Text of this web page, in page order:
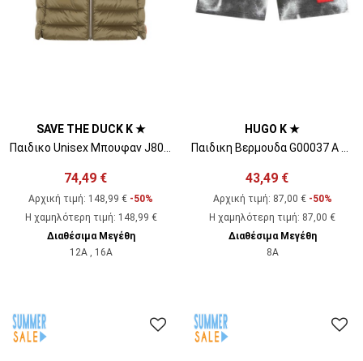
SAVE THE DUCK K ★
74,49 €
Αρχική τιμή: 148,99 € -50%
Η χαμηλότερη τιμή: 148,99 €
Διαθέσιμα Μεγέθη
12A , 16A
HUGO K ★
43,49 €
Αρχική τιμή: 87,00 € -50%
Η χαμηλότερη τιμή: 87,00 €
Διαθέσιμα Μεγέθη
8A